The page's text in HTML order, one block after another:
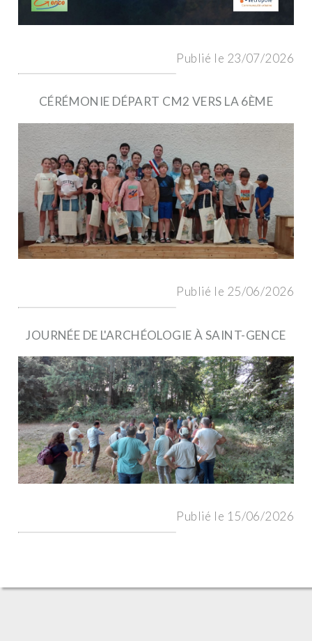
Publié le 23/07/2026
CÉRÉMONIE DÉPART CM2 VERS LA 6ÈME
Publié le 25/06/2026
JOURNÉE DE L'ARCHÉOLOGIE À SAINT-GENCE
Publié le 15/06/2026